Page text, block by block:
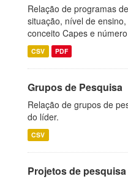
Relação de programas
situação, nível de
conceito Capes e
CSV PDF
Grupos de Pesquisa
Relação de grupos de
do líder.
CSV
Projetos de